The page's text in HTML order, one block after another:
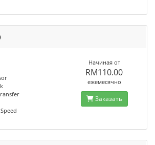
Начиная от
RM110.00
ежемесячно
Заказать